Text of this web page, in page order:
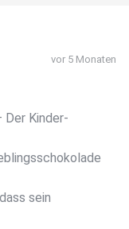
vor 5 Monaten
Der Kinder-
sein